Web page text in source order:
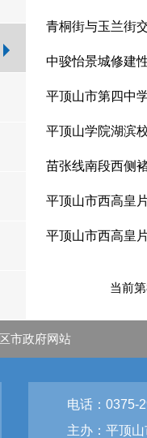
青桐街与玉兰街
中骏怡景城修建
平顶山市第四中
平顶山学院湖滨
苗张线南段西侧
平顶山市西高皇
平顶山市西高皇
当前
电话：0375-
主办：平顶